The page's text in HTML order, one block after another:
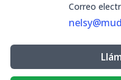
Correo